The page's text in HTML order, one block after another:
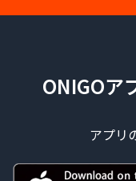
ONIGOア
アプリ